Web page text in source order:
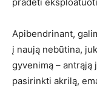
pradėti
Apibendrinant,
į naują nebūtina,
gyvenimą – antrąją
pasirinkti akrilą,